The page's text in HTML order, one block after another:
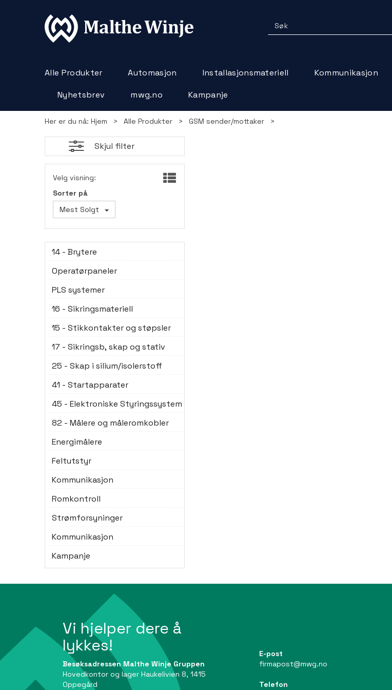
Alle Produkter Automasjon Installasjonsmateriell Kommunikasjon
Nyhetsbrev mwg.no Kampanje
Her er du nå: Hjem > Alle Produkter > GSM sender/mottaker >
Skjul filter
Velg visning:
Sorter på
Mest Solgt
14 - Brytere
Operatørpaneler
PLS systemer
16 - Sikringsmateriell
15 - Stikkontakter og støpsler
17 - Sikringsb, skap og stativ
25 - Skap i silium/isolerstoff
41 - Startapparater
45 - Elektroniske Styringssystem
82 - Målere og måleromkobler
Energimålere
Feltutstyr
Kommunikasjon
Romkontroll
Strømforsyninger
Kommunikasjon
Kampanje
Vi hjelper dere å
lykkes!
Besøksadressen Malthe Winje Gruppen
Hovedkontor og lager Haukelivien 8, 1415
Oppegård
E-post
firmapost@mwg.no
Telefon